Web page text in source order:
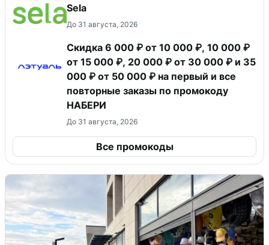
Sela
До 31 августа, 2026
Скидка 6 000 ₽ от 10 000 ₽, 10 000 ₽
от 15 000 ₽, 20 000 ₽ от 30 000 ₽ и 35
000 ₽ от 50 000 ₽ на первый и все
повторные заказы по промокоду
НАБЕРИ
До 31 августа, 2026
Все промокоды